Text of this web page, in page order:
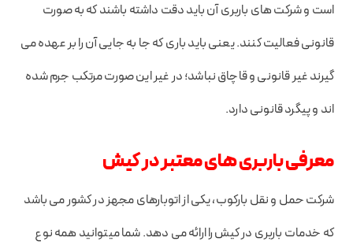
است و شرکت های باربری آن باید دقت داشته باشند که به صورت
قانونی فعالیت کنند. یعنی باید باری که جا به جایی آن را بر عهده می
گیرند غیر قانونی و قاچاق نباشد؛ در غیر این صورت مرتکب جرم شده
اند و پیگرد قانونی دارد.
معرفی باربری های معتبر در کیش
شرکت حمل و نقل بارکوب، یکی از اتوبارهای مجهز در کشور می باشد
که خدمات باربری در کیش را ارائه می دهد. شما میتوانید همه نوع